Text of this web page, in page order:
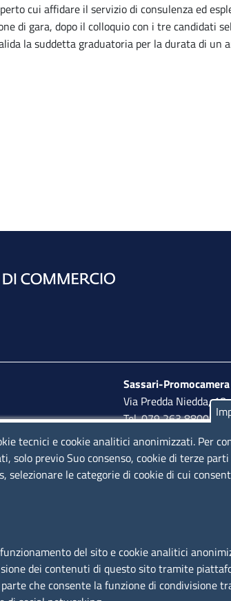
cui affidare il servizio di consulenza ed
di gara, dopo il colloquio con i tre
la suddetta graduatoria per la durata di
pomeriggio:
Sassari-Promocamera
Via Predda Niedda,
Tel. 079 263 8800 |
lunedì al venerdì:
15,30 - 17,00
e
Segnalazione di illecito
Amministrazione
tecnici e cookie analitici anonimizzati. Per
solo previo Suo consenso, cookie di terze
le categorie di cookie di cui
del sito e cookie analitici
dei contenuti di questo sito tramite
che consente la funzione di condivisione